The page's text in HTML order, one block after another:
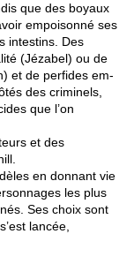
que des boyaux
empoisonné ses
intestins. Des
(Jézabel) ou de
et de perfides em-
des criminels,
que l’on
et des
en donnant vie
les plus
Ses choix sont
lancée,